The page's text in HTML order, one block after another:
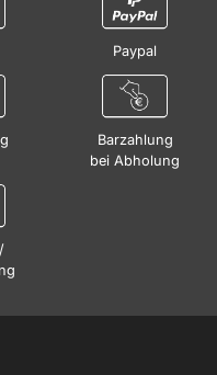
Paypal
Barzahlung
bei Abholung